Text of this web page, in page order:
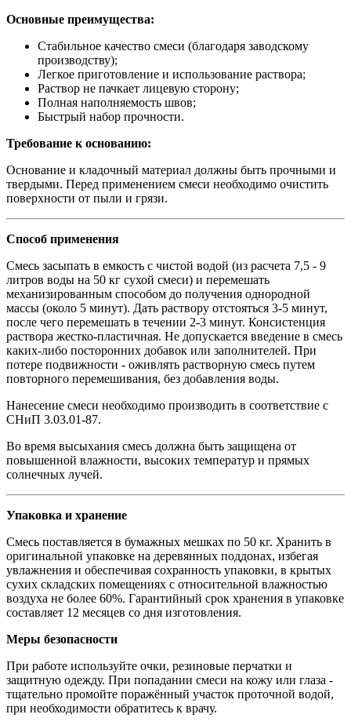
Основные преимущества:
Стабильное качество смеси (благодаря заводскому
производству);
Легкое приготовление и использование раствора;
Раствор не пачкает лицевую сторону;
Полная наполняемость швов;
Быстрый набор прочности.
Требование к основанию:
Основание и кладочный материал должны быть прочными и
твердыми. Перед применением смеси необходимо очистить
поверхности от пыли и грязи.
Способ применения
Смесь засыпать в емкость с чистой водой (из расчета 7,5 - 9
литров воды на 50 кг сухой смеси) и перемешать
механизированным способом до получения однородной
массы (около 5 минут). Дать раствору отстояться 3-5 минут,
после чего перемешать в течении 2-3 минут. Консистенция
раствора жестко-пластичная. Не допускается введение в смесь
каких-либо посторонних добавок или заполнителей. При
потере подвижности - оживлять растворную смесь путем
повторного перемешивания, без добавления воды.
Нанесение смеси необходимо производить в соответствие с
СНиП 3.03.01-87.
Во время высыхания смесь должна быть защищена от
повышенной влажности, высоких температур и прямых
солнечных лучей.
Упаковка и хранение
Смесь поставляется в бумажных мешках по 50 кг. Хранить в
оригинальной упаковке на деревянных поддонах, избегая
увлажнения и обеспечивая сохранность упаковки, в крытых
сухих складских помещениях с относительной влажностью
воздуха не более 60%. Гарантийный срок хранения в упаковке
составляет 12 месяцев со дня изготовления.
Меры безопасности
При работе используйте очки, резиновые перчатки и
защитную одежду. При попадании смеси на кожу или глаза -
тщательно промойте поражённый участок проточной водой,
при необходимости обратитесь к врачу.